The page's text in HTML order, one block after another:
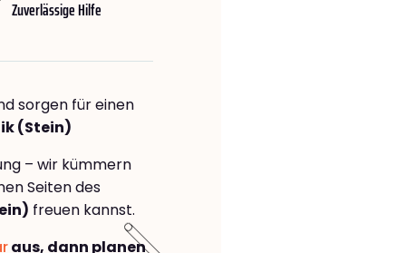
Zuverlässige Hilfe
sorgen für einen
(Stein)
– wir kümmern
Seiten des
freuen kannst.
aus, dann planen